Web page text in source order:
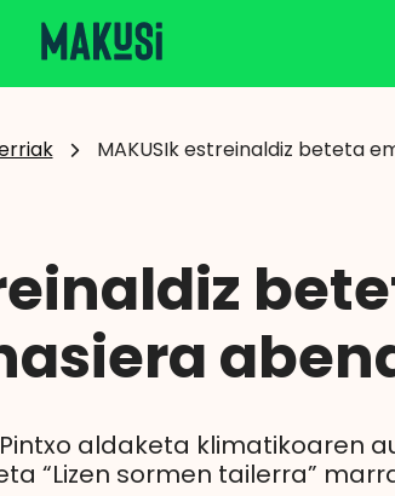
MAKUSIk estreinaldiz beteta
aldaketa klimatikoaren
“Lizen sormen tailerra”